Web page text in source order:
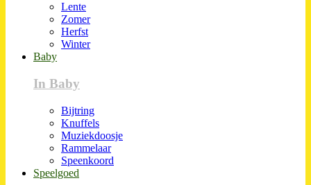
Lente
Zomer
Herfst
Winter
Baby
In Baby
Bijtring
Knuffels
Muziekdoosje
Rammelaar
Speenkoord
Speelgoed